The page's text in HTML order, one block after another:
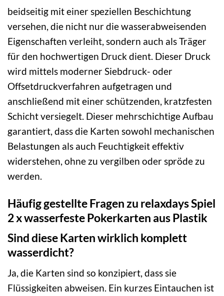
beidseitig mit einer speziellen Beschichtung
versehen, die nicht nur die wasserabweisenden
Eigenschaften verleiht, sondern auch als Träger
für den hochwertigen Druck dient. Dieser Druck
wird mittels moderner Siebdruck- oder
Offsetdruckverfahren aufgetragen und
anschließend mit einer schützenden, kratzfesten
Schicht versiegelt. Dieser mehrschichtige Aufbau
garantiert, dass die Karten sowohl mechanischen
Belastungen als auch Feuchtigkeit effektiv
widerstehen, ohne zu vergilben oder spröde zu
werden.
Häufig gestellte Fragen zu relaxdays Spiel
2 x wasserfeste Pokerkarten aus Plastik
Sind diese Karten wirklich komplett
wasserdicht?
Ja, die Karten sind so konzipiert, dass sie
Flüssigkeiten abweisen. Ein kurzes Eintauchen ist